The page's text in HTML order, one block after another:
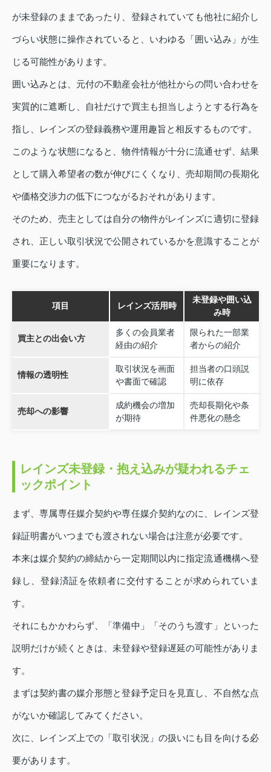
が未登録のままであったり、登録されていても他社に紹介し
づらい状態に操作されていると、いわゆる「囲い込み」が生
じる可能性があります。
囲い込みとは、元付の不動産会社が他社からの問い合わせを
実質的に遮断し、自社だけで買主も担当しようとする行為を
指し、レインズの登録義務や運用趣旨と相反するものです。
このような状態になると、物件情報が十分に流通せず、結果
として購入希望者の数が伸びにくくなり、売却期間の長期化
や価格交渉力の低下につながるおそれがあります。
そのため、売主としては自分の物件がレインズに適切に登録
され、正しい取引状況で公開されているかを意識することが
重要になります。
項目 レインズ活用時
未登録や囲い込
み時
買主との出会い方
多くの会員業者
経由の紹介
限られた一部業
者からの紹介
情報の透明性
取引状況を画面
や書面で確認
担当者の口頭説
明に依存
売却への影響
成約機会の増加
が期待
売却長期化や条
件悪化の懸念
レインズ未登録・抱え込みが疑われるチェ
ックポイント
まず、専属専任媒介契約や専任媒介契約なのに、レインズ登
録証明書がいつまでも渡されない場合は注意が必要です。
本来は媒介契約の締結から一定期間以内に指定流通機構へ登
録し、登録済証を依頼者に交付することが求められていま
す。
それにもかかわらず、「準備中」「そのうち渡す」といった
説明だけが続くときは、未登録や登録遅延の可能性がありま
す。
まずは契約書の媒介形態と登録予定日を見直し、不自然な点
がないか確認してみてください。
次に、レインズ上での「取引状況」の扱いにも目を向ける必
要があります。